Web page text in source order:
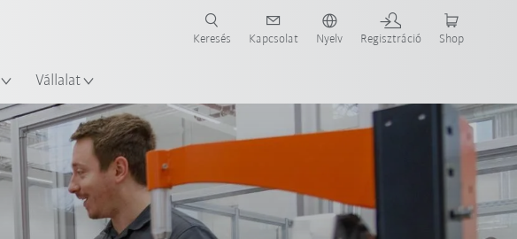
Vállalat
Keresés Kapcsolat Nyelv Regisztráció Shop